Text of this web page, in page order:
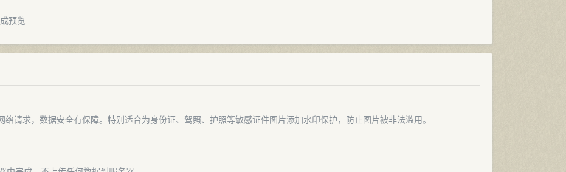
预览
请求，数据安全有保障。特别适合为身份证、驾照、护照等敏感证件图片添加水印保护，防止图片被非法滥用。